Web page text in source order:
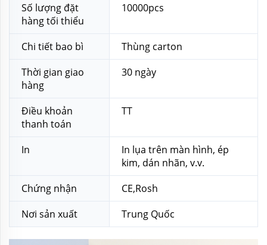
Số lượng đặt
hàng tối thiểu
10000pcs
Chi tiết bao bì
Thùng carton
Thời gian giao
hàng
30 ngày
Điều khoản
thanh toán
TT
In
In lụa trên màn hình, ép
kim, dán nhãn, v.v.
Chứng nhận
CE,Rosh
Nơi sản xuất
Trung Quốc